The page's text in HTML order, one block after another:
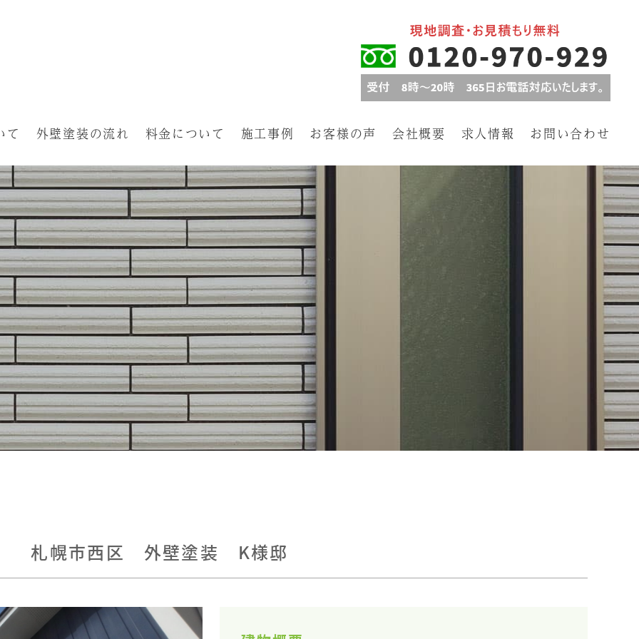
て 外壁塗装の流れ 料金について 施工事例 お客様の声 会社概要 求人情報 お問い合わせ
札幌市西区 外壁塗装 K様邸